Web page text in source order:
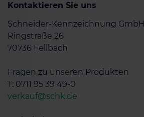
Kontaktieren Sie uns
Schneider-Kennzeichnung GmbH
Ringstraße 26
70736 Fellbach
Fragen zu unseren Produkten
T: 0711 95 39 49-0
verkauf@schk.de